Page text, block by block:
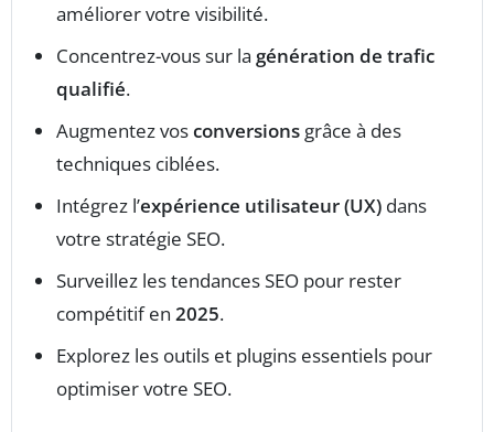
améliorer votre visibilité.
Concentrez-vous sur la génération de trafic
qualifié.
Augmentez vosconversions grâce à des
techniques ciblées.
Intégrez l’expérience utilisateur (UX) dans
votre stratégie SEO.
Surveillez les tendances SEO pour rester
compétitif en 2025.
Explorez les outils et plugins essentiels pour
optimiser votre SEO.